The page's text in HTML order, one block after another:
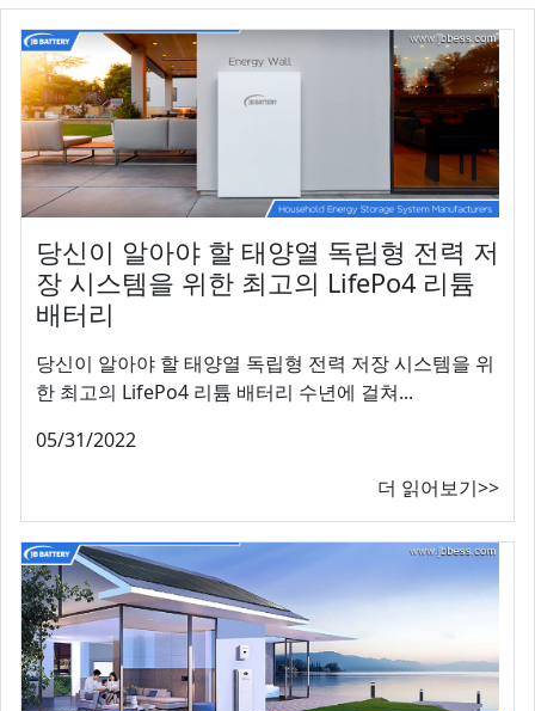
당신이 알아야 할 태양열 독립형 전력 저
장 시스템을 위한 최고의 LifePo4 리튬
배터리
당신이 알아야 할 태양열 독립형 전력 저장 시스템을 위
한 최고의 LifePo4 리튬 배터리 수년에 걸쳐...
05/31/2022
더 읽어보기>>